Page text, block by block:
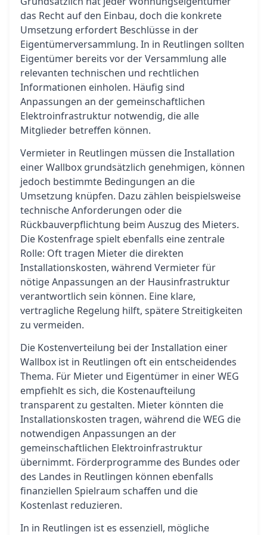
das Recht auf den Einbau, doch die konkrete
Umsetzung erfordert Beschlüsse in der
Eigentümerversammlung. In in Reutlingen sollten
Eigentümer bereits vor der Versammlung alle
relevanten technischen und rechtlichen
Informationen einholen. Häufig sind
Anpassungen an der gemeinschaftlichen
Elektroinfrastruktur notwendig, die alle
Mitglieder betreffen können.
Vermieter in Reutlingen müssen die Installation
einer Wallbox grundsätzlich genehmigen, können
jedoch bestimmte Bedingungen an die
Umsetzung knüpfen. Dazu zählen beispielsweise
technische Anforderungen oder die
Rückbauverpflichtung beim Auszug des Mieters.
Die Kostenfrage spielt ebenfalls eine zentrale
Rolle: Oft tragen Mieter die direkten
Installationskosten, während Vermieter für
nötige Anpassungen an der Hausinfrastruktur
verantwortlich sein können. Eine klare,
vertragliche Regelung hilft, spätere Streitigkeiten
zu vermeiden.
Die Kostenverteilung bei der Installation einer
Wallbox ist in Reutlingen oft ein entscheidendes
Thema. Für Mieter und Eigentümer in einer WEG
empfiehlt es sich, die Kostenaufteilung
transparent zu gestalten. Mieter könnten die
Installationskosten tragen, während die WEG die
notwendigen Anpassungen an der
gemeinschaftlichen Elektroinfrastruktur
übernimmt. Förderprogramme des Bundes oder
des Landes in Reutlingen können ebenfalls
finanziellen Spielraum schaffen und die
Kostenlast reduzieren.
In in Reutlingen ist es essenziell, mögliche